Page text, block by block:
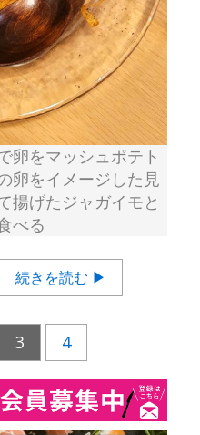
卵をマッシュポテト
卵をイメージした見
揚げたジャガイモと
べる
続きを読む ▶
3 4